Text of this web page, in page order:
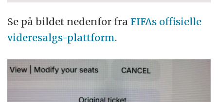
Se på bildet nedenfor fraFIFAs offisielle
videresalgs-plattform.